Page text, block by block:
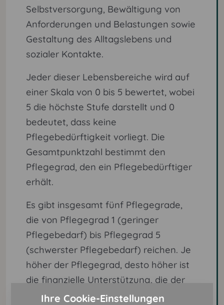
Selbstversorgung, Bewältigung von
Anforderungen und Belastungen sowie
Gestaltung des Alltagslebens und
sozialer Kontakte.
Jeder dieser Lebensbereiche wird auf
einer Skala von 0 bis 5 bewertet, wobei
5 die höchste Stufe darstellt und 0
bedeutet, dass keine
Pflegebedürftigkeit vorliegt. Die
Gesamtpunktzahl bestimmt den
Pflegegrad, den ein Pflegebedürftiger
erhält.
Es gibt insgesamt fünf Pflegegrade,
die von Pflegegrad 1 (geringer
Pflegebedarf) bis Pflegegrad 5
(schwerster Pflegebedarf) reichen. Je
höher der Pflegegrad, desto höher ist
die finanzielle Unterstützung, die der
Pflegebedürftige erhält.
Ihre Cookie-Einstellungen